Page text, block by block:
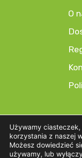
O
Używamy
korzystania z naszej
Możesz dowiedzieć
używamy, lub